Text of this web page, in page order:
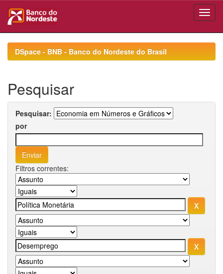
navigationDSpace - BNB - Banco do Nordeste do Brasil
Pesquisar
Pesquisar:
por
Filtros correntes: